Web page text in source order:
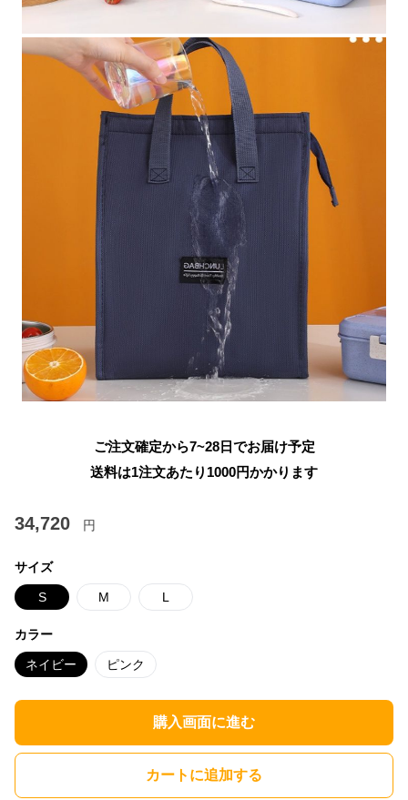
ご注文確定から7~28日でお届け予定
送料は1注文あたり 1000円かかります
34,720 円
サイズ
S M L
カラー
ネイビー ピンク
購入画面に進む
カートに追加する